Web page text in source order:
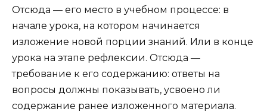
Отсюда — его место в учебном процессе: в
начале урока, на котором начинается
изложение новой порции знаний. Или в конце
урока на этапе рефлексии. Отсюда —
требование к его содержанию: ответы на
вопросы должны показывать, усвоено ли
содержание ранее изложенного материала.